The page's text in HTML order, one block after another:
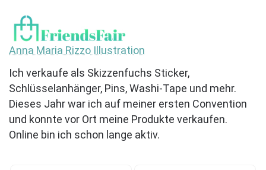
Anna Maria Rizzo Illustration
Ich verkaufe als Skizzenfuchs Sticker,
Schlüsselanhänger, Pins, Washi-Tape und mehr.
Dieses Jahr war ich auf meiner ersten Convention
und konnte vor Ort meine Produkte verkaufen.
Online bin ich schon lange aktiv.